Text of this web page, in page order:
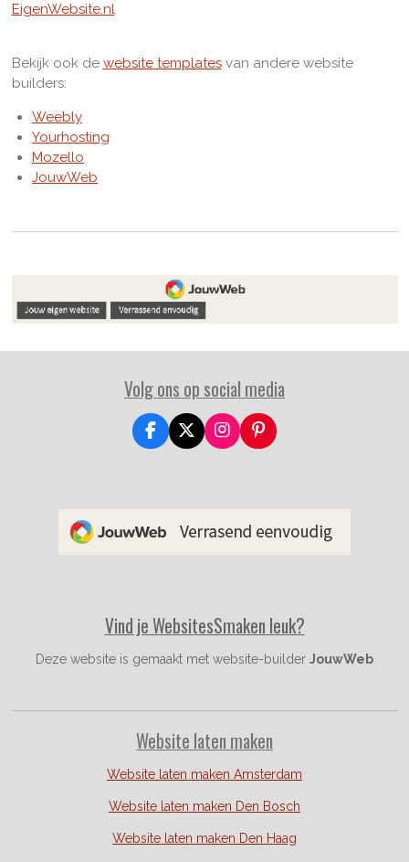
EigenWebsite.nl
Bekijk ook de website templatesvan andere website
builders:
Weebly
Yourhosting
Mozello
JouwWeb
Volg ons op social media
F
a
o
X
I
n
r
P
i
e
Vind je WebsitesSmaken leuk?
Deze website is gemaakt met website-builder JouwWeb
Website laten maken
Website laten maken Amsterdam
Website laten maken Den Bosch
Website laten maken Den Haag